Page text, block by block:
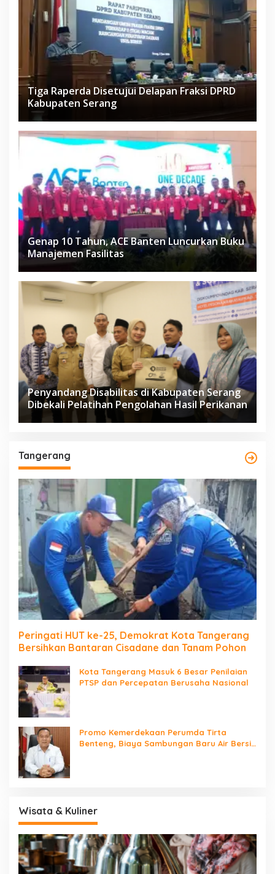
Tiga Raperda Disetujui Delapan Fraksi DPRD
Kabupaten Serang
Genap 10 Tahun, ACE Banten Luncurkan Buku
Manajemen Fasilitas
Penyandang Disabilitas di Kabupaten Serang
Dibekali Pelatihan Pengolahan Hasil Perikanan
Tangerang
Peringati HUT ke-25, Demokrat Kota Tangerang
Bersihkan Bantaran Cisadane dan Tanam Pohon
Kota Tangerang Masuk 6 Besar Penilaian
PTSP dan Percepatan Berusaha Nasional
Promo Kemerdekaan Perumda Tirta
Benteng, Biaya Sambungan Baru Air Bersih
Wisata & Kuliner